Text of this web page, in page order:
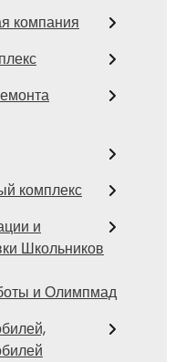
компания
комплекс
и
Школьников
и Олимпмад